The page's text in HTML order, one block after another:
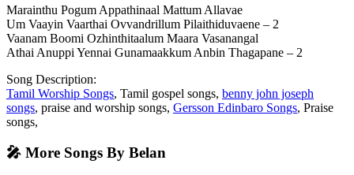
Marainthu Pogum Appathinaal Mattum Allavae
Um Vaayin Vaarthai Ovvandrillum Pilaithiduvaene – 2
Vaanam Boomi Ozhinthitaalum Maara Vasanangal
Athai Anuppi Yennai Gunamaakkum Anbin Thagapane – 2
Song Description:
Tamil Worship Songs, Tamil gospel songs, benny john joseph
songs, praise and worship songs, Gersson Edinbaro Songs, Praise
songs,
🎤 More Songs By Belan